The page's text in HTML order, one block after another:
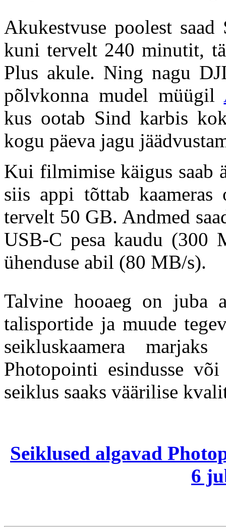
Akukestvuse poolest
kuni tervelt 240 minutit,
Plus akule. Ning nagu
põlvkonna mudel müügil
kus ootab Sind karbis
kogu päeva jagu
Kui filmimise käigus saab
siis appi tõttab kaameras
tervelt 50 GB. Andmed
USB-C pesa kaudu (300
ühenduse abil (80 MB/s).
Talvine hooaeg on juba
talisportide ja muude
seikluskaamera
Photopointi esindusse
seiklus saaks väärilise
Seiklused algavad
6